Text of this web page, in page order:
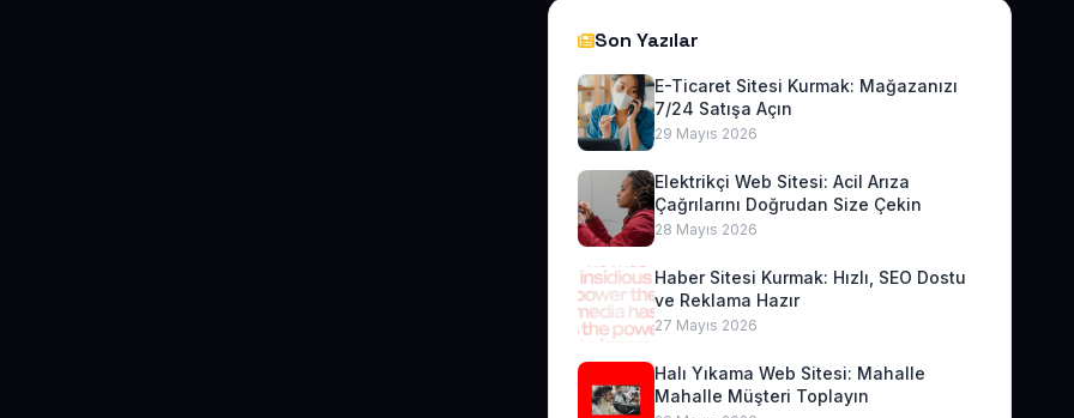
Son Yazılar
E-Ticaret Sitesi Kurmak: Mağazanızı
7/24 Satışa Açın
29 Mayıs 2026
Elektrikçi Web Sitesi: Acil Arıza
Çağrılarını Doğrudan Size Çekin
28 Mayıs 2026
Haber Sitesi Kurmak: Hızlı, SEO Dostu
ve Reklama Hazır
27 Mayıs 2026
Halı Yıkama Web Sitesi: Mahalle
Mahalle Müşteri Toplayın